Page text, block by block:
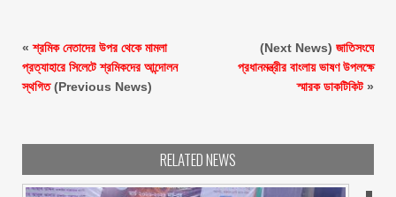
«শ্রমিক নেতাদের উপর থেকে মামলা
প্রত্যাহারে সিলেটে শ্রমিকদের আন্দোলন
স্থগিত(Previous News)
(Next News) জাতিসংঘে
প্রধানমন্ত্রীর বাংলায় ভাষণ উপলক্ষে
স্মারক ডাকটিকিট»
RELATED NEWS